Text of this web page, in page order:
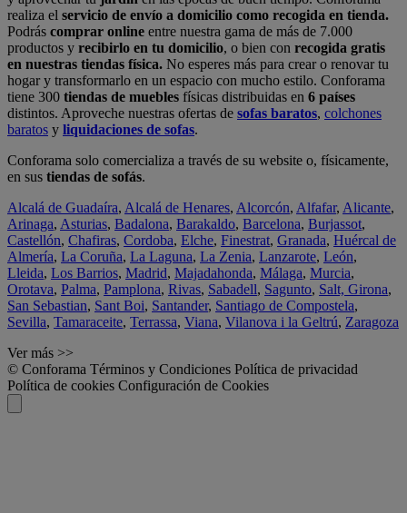
realiza el servicio de envío a domicilio como recogida en tienda.
Podrás comprar online entre nuestra gama de más de 7.000
productos y recibirlo en tu domicilio, o bien con recogida gratis
en nuestras tiendas física. No esperes más para crear o renovar tu
hogar y transformarlo en un espacio con mucho estilo. Conforama
tiene 300 tiendas de muebles físicas distribuidas en 6 países
distintos. Aproveche nuestras ofertas de sofas baratos, colchones
baratos y liquidaciones de sofas.
Conforama solo comercializa a través de su website o, físicamente,
en sus tiendas de sofás.
Alcalá de Guadaíra, Alcalá de Henares, Alcorcón, Alfafar, Alicante,
Arinaga, Asturias, Badalona, Barakaldo, Barcelona, Burjassot,
Castellón, Chafiras, Cordoba, Elche, Finestrat, Granada, Huércal de
Almería, La Coruña, La Laguna, La Zenia, Lanzarote, León,
Lleida, Los Barrios, Madrid, Majadahonda, Málaga, Murcia,
Orotava, Palma, Pamplona, Rivas, Sabadell, Sagunto, Salt, Girona,
San Sebastian, Sant Boi, Santander, Santiago de Compostela,
Sevilla, Tamaraceite, Terrassa, Viana, Vilanova i la Geltrú, Zaragoza
Ver más >>
© Conforama Términos y Condiciones Política de privacidad
Política de cookies Configuración de Cookies